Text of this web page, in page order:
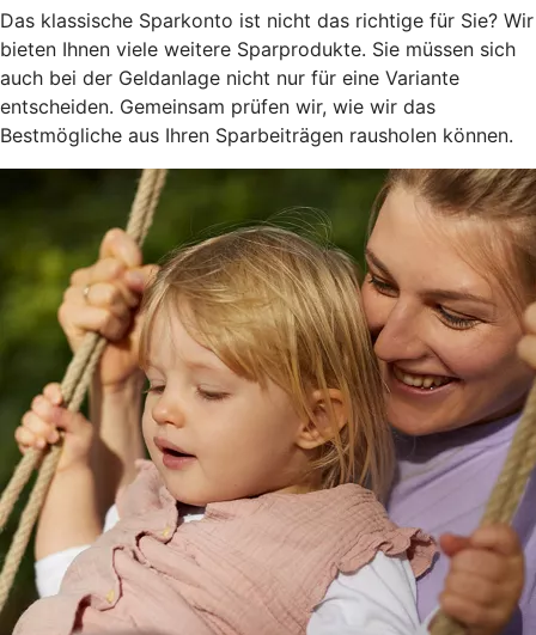
Das klassische Sparkonto ist nicht das richtige für Sie? Wir
bieten Ihnen viele weitere Sparprodukte. Sie müssen sich
auch bei der Geldanlage nicht nur für eine Variante
entscheiden. Gemeinsam prüfen wir, wie wir das
Bestmögliche aus Ihren Sparbeiträgen rausholen können.